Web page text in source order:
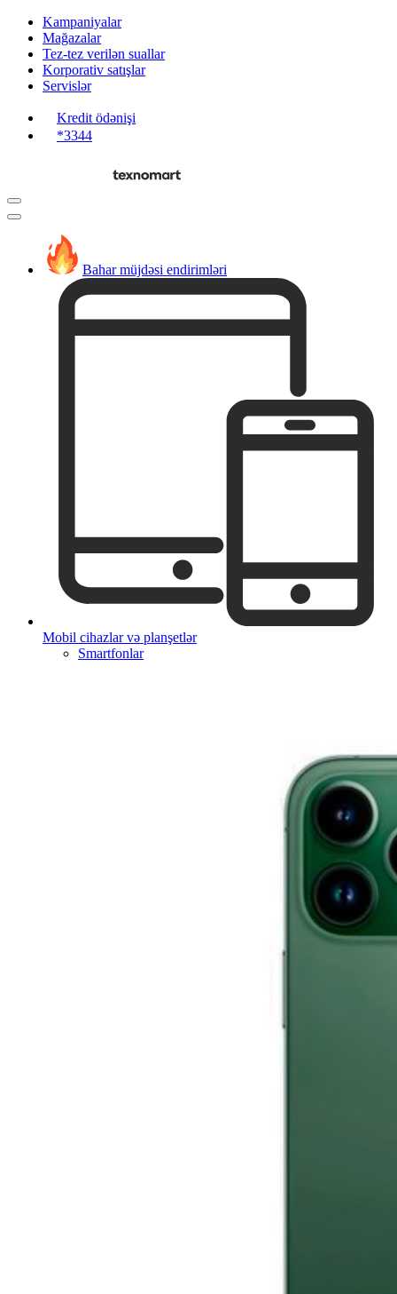
Kampaniyalar
Mağazalar
Tez-tez verilən suallar
Korporativ satışlar
Servislər
Kredit ödənişi
*3344
Bahar müjdəsi endirimləri
Mobil cihazlar və planşetlər
Smartfonlar